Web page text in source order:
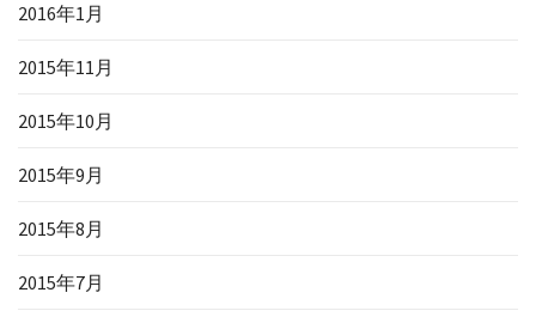
2016年1月
2015年11月
2015年10月
2015年9月
2015年8月
2015年7月